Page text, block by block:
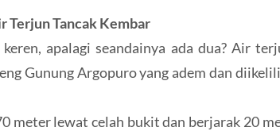
Terjun Tancak Kembar
apalagi seandainya ada dua? Air
Gunung Argopuro yang adem dan
meter lewat celah bukit dan berjarak 20